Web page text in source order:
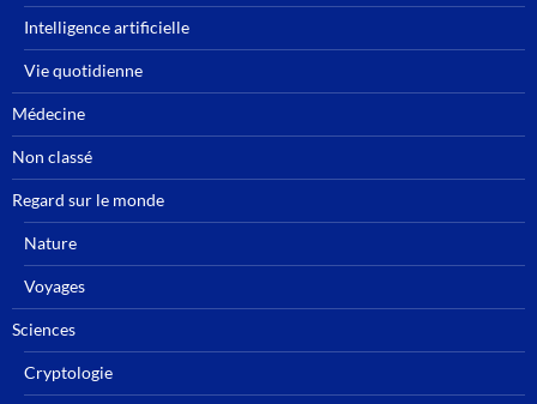
Intelligence artificielle
Vie quotidienne
Médecine
Non classé
Regard sur le monde
Nature
Voyages
Sciences
Cryptologie